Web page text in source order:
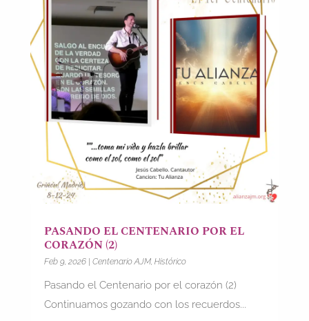
PASANDO EL CENTENARIO POR EL
CORAZÓN (2)
Feb 9, 2026| Centenario AJM, Histórico
Pasando el Centenario por el corazón (2)
Continuamos gozando con los recuerdos...